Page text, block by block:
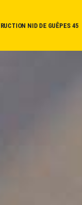
NID DE GUÊPES 45